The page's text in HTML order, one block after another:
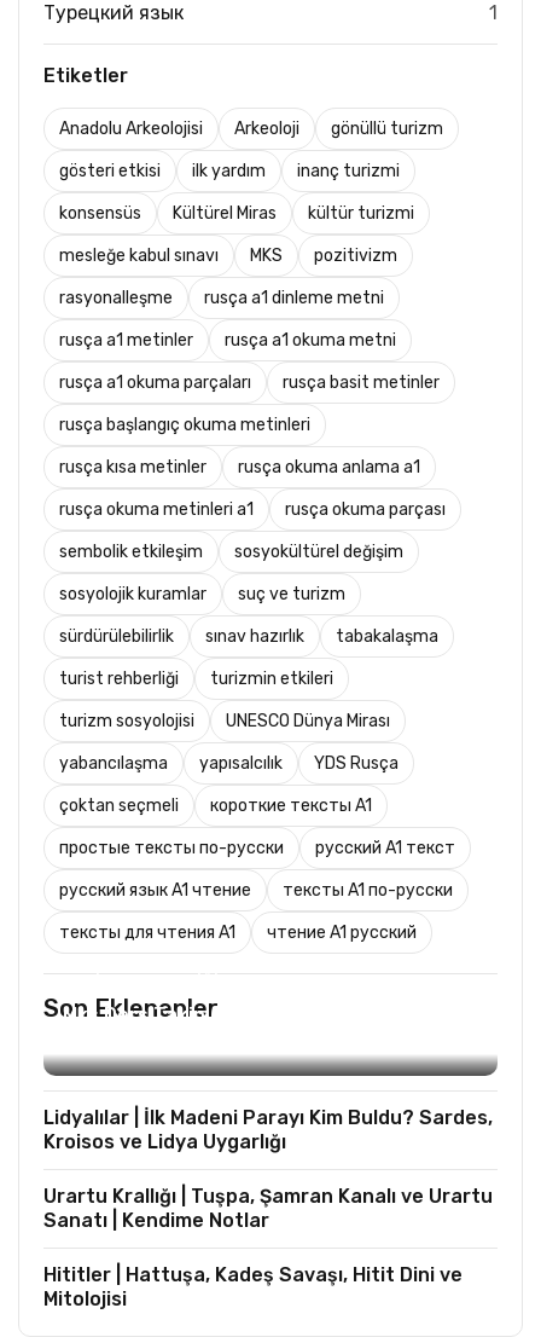
Турецкий язык 1
Etiketler
Anadolu Arkeolojisi Arkeoloji gönüllü turizm
gösteri etkisi ilk yardım inanç turizmi
konsensüs Kültürel Miras kültür turizmi
mesleğe kabul sınavı MKS pozitivizm
rasyonalleşme rusça a1 dinleme metni
rusça a1 metinler rusça a1 okuma metni
rusça a1 okuma parçaları rusça basit metinler
rusça başlangıç okuma metinleri
rusça kısa metinler rusça okuma anlama a1
rusça okuma metinleri a1 rusça okuma parçası
sembolik etkileşim sosyokültürel değişim
sosyolojik kuramlar suç ve turizm
sürdürülebilirlik sınav hazırlık tabakalaşma
turist rehberliği turizmin etkileri
turizm sosyolojisi UNESCO Dünya Mirası
yabancılaşma yapısalcılık YDS Rusça
çoktan seçmeli короткие тексты A1
простые тексты по-русски русский A1 текст
русский язык A1 чтение тексты A1 по-русски
тексты для чтения A1 чтение A1 русский
Son Eklenenler
Mks Ders Takip (Turizm ve Mesleki Dersler
Lidyalılar | İlk Madeni Parayı Kim Buldu? Sardes,
Kroisos ve Lidya Uygarlığı
Urartu Krallığı | Tuşpa, Şamran Kanalı ve Urartu
Sanatı | Kendime Notlar
Hititler | Hattuşa, Kadeş Savaşı, Hitit Dini ve
Mitolojisi